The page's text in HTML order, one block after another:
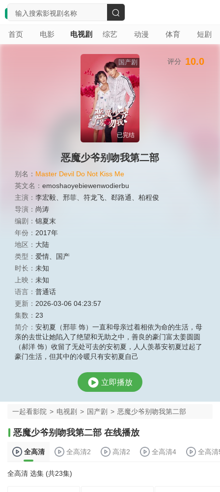
首页 电影 电视剧 综艺 动漫 体育 短剧
搜
索
国产剧
已完结
恶魔少爷别吻我第二部
别名： Master Devil Do Not Kiss Me
英文名： emoshaoyebiewenwodierbu
主演： 李宏毅 邢菲 符龙飞 郄路通
柏程俊
导演： 尚涛
编剧： 锦夏末
年份： 2017年
地区： 大陆
类型： 爱情
国产
时长： 未知
上映： 未知
语言： 普通话
更新： 2026-03-06 04:23:57
集数： 23
简介： 安初夏（邢菲 饰）一直和母亲过着相依为命的生活，母
亲的去世让她陷入了绝望和无助之中，善良的豪门富太姜圆圆
（郝洋 饰）收留了无处可去的安初夏，人人羡慕安初夏过起了
豪门生活，但其中的冷暖只有安初夏自己
评分 10.0
立即播放
一起看影院 > 电视剧 > 国产剧 > 恶魔少爷别吻我第二部
恶魔少爷别吻我第二部 在线播放
全高清 全高清2 高清2 全高清4 全高清
全高清 选集 (共23集)